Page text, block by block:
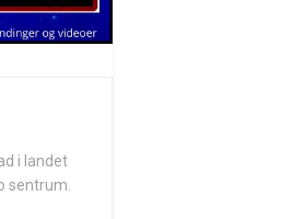
i landet
sentrum.